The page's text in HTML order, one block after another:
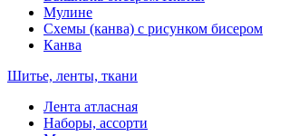
Мулине
Схемы (канва) с рисунком бисером
Канва
Шитье, ленты, ткани
Лента атласная
Наборы, ассорти